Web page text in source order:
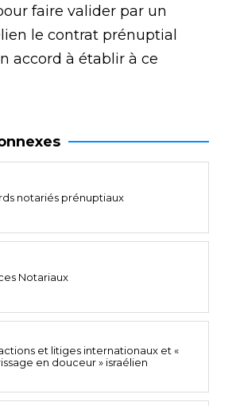
faire valider par un
le contrat prénuptial
accord à établir à ce
notariés prénuptiaux
Notariaux
et litiges internationaux et «
en douceur » israélien